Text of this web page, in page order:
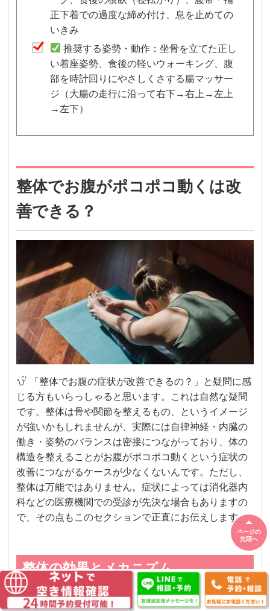
正下着での過度な締め付け、息を止めての
いきみ
推奨する姿勢・動作：坐骨を立てた正し
い着座姿勢、食後の軽いウォーキング、腹
部を時計回りにやさしくさする腸マッサー
ジ（大腸の走行に沿って右下→右上→左上
→左下）
整体でお腹がポコポコ動くは改
善できる？
「整体でお腹の症状が改善できるの？」と疑問に感
じる方もいらっしゃると思います。これは自然な疑問
です。整体は骨や関節を整えるもの、というイメージ
が強いかもしれませんが、実際には自律神経・内臓の
働き・姿勢のバランスは密接につながっており、体の
構造を整えることがお腹がポコポコ動くという症状の
改善につながるケースが少なくないんです。ただし、
整体は万能ではありません。症状によっては消化器内
科などの医療機関での受診が先決な場合もありますの
で、その点もこのセクションで正直にお伝えします。
整体の効果とメカニズム
整体がお腹がポコポコ動くという症状にアプローチで
ページの
先頭へ